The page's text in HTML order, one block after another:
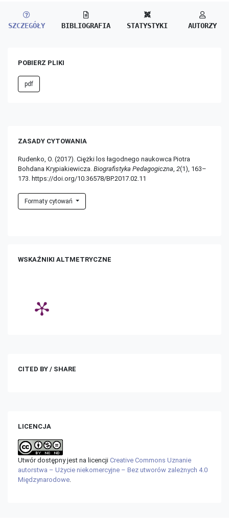
SZCZEGÓŁY BIBLIOGRAFIA STATYSTYKI AUTORZY
POBIERZ PLIKI
pdf
ZASADY CYTOWANIA
Rudenko, O. (2017). Ciężki los łagodnego naukowca Piotra
Bohdana Krypiakiewicza. Biografistyka Pedagogiczna 2(1), 163–
173. https://doi.org/10.36578/BP.2017.02.11
Formaty cytowań
WSKAŹNIKI ALTMETRYCZNE
CITED BY / SHARE
LICENCJA
Utwór dostępny jest na licencji Creative Commons Uznanie
autorstwa – Użycie niekomercyjne – Bez utworów zależnych 4.0
Międzynarodowe